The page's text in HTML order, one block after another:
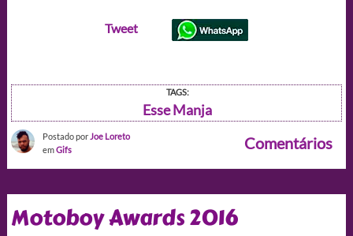
Tweet
TAGS:
Esse Manja
Postado por Joe Loreto
emGifs Comentários
Motoboy Awards 2016